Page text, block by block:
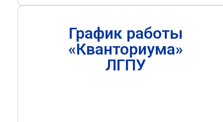
График работы
«Кванториума»
ЛГПУ